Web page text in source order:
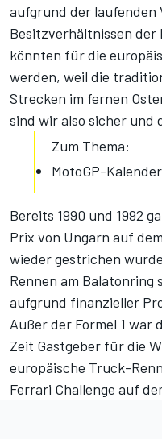
aufgrund der laufenden
Besitzverhältnissen der
könnten für die
werden, weil die
Strecken im fernen
sind wir also sicher und
Zum Thema:
MotoGP-
Bereits 1990 und 1992
Prix von Ungarn auf
wieder gestrichen
Rennen am
aufgrund finanzieller
Außer der Formel 1 war
Zeit Gastgeber für die
europäische Truck-
Ferrari Challenge auf